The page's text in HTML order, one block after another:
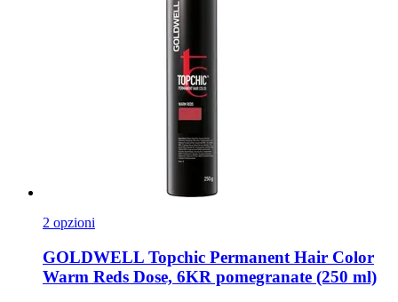
2 opzioni
GOLDWELL Topchic Permanent Hair Color
Warm Reds Dose, 6KR pomegranate (250 ml)